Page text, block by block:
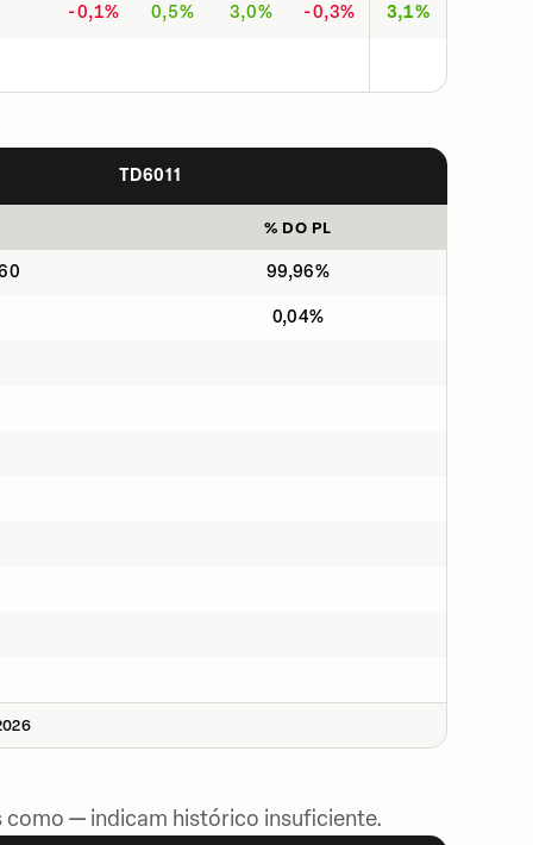
-0,1% 0,5% 3,0% -0,3% 3,1%
TD6011
% DO PL
99,96%
0,04%
como — indicam histórico insuficiente.